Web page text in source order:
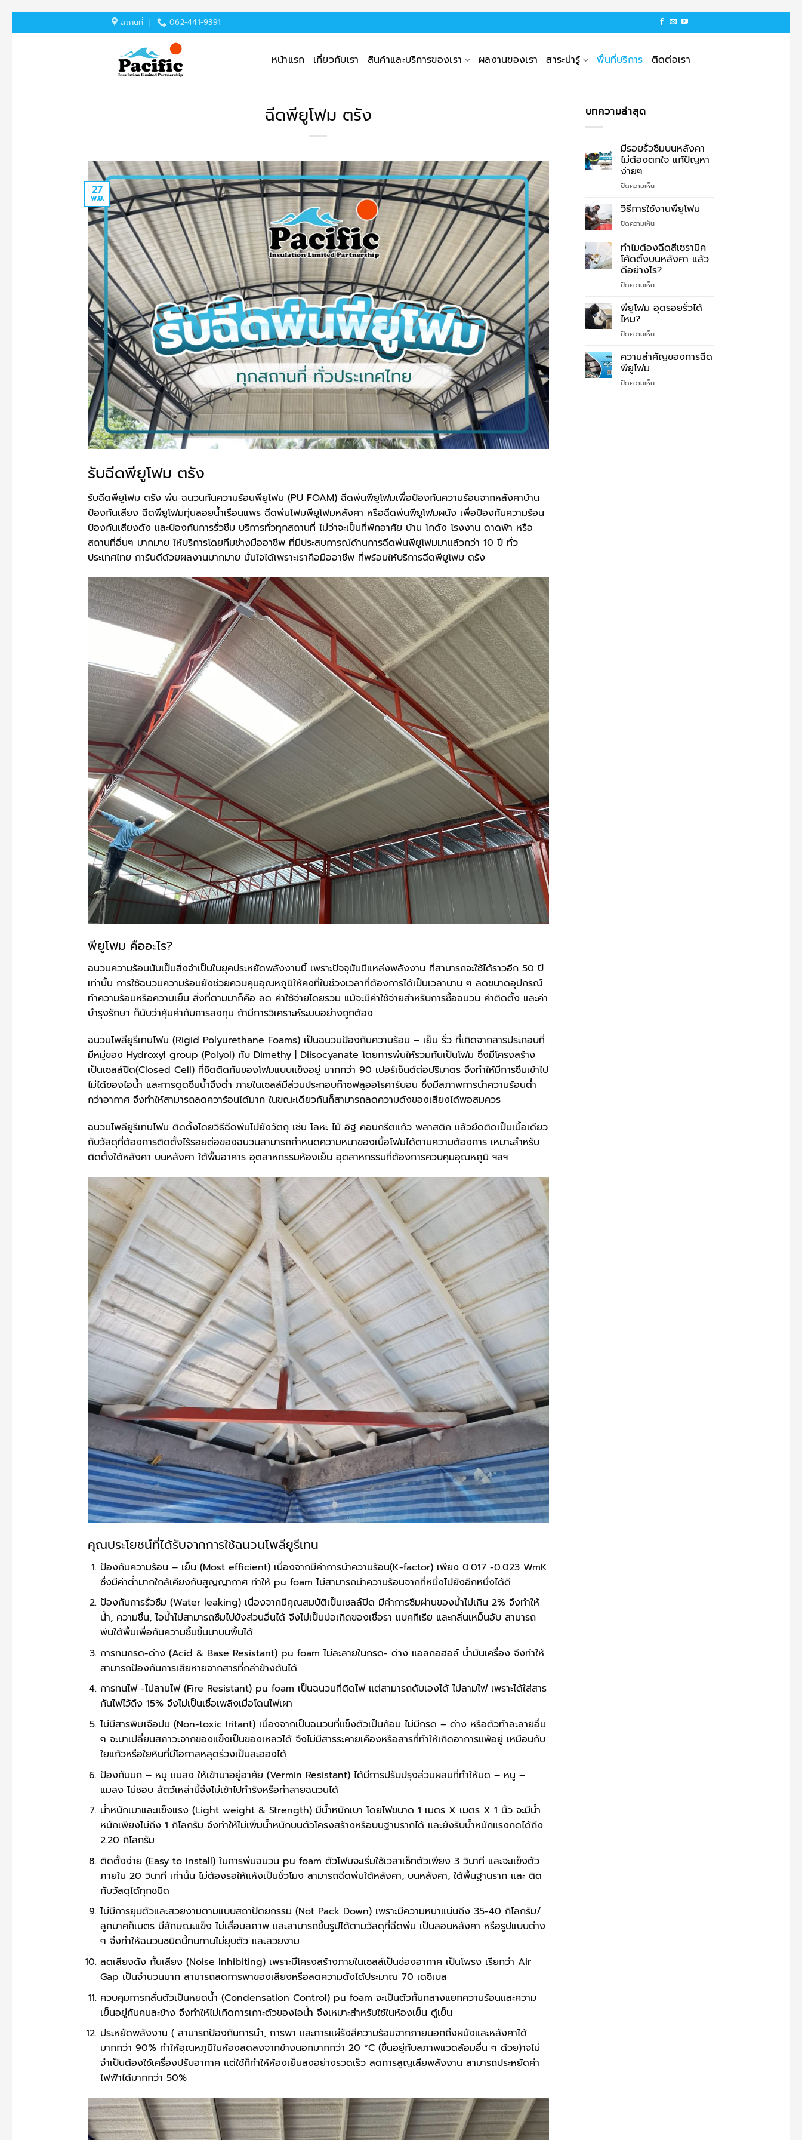
ไป
สถานที่ 062-441-9391
หน้าแรก เกี่ยวกับเรา สินค้าและบริการของเรา ผลงานของเรา สาระน่ารู้ พื้นที่บริการ ติดต่อเรา
ฉีดพียูโฟม ตรัง
27
พ.ย.
รับฉีดพียูโฟม ตรัง
รับฉีดพียูโฟม ตรัง พ่น ฉนวนกันความร้อนพียูโฟม (PU FOAM) ฉีดพ่นพียูโฟมเพื่อป้องกันความร้อนจากหลังคาบ้าน
ป้องกันเสียง ฉีดพียูโฟมทุ่นลอยน้ำเรือนแพร ฉีดพ่นโฟมพียูโฟมหลังคา หรือฉีดพ่นพียูโฟมผนัง เพื่อป้องกันความร้อน
ป้องกันเสียงดัง และป้องกันการรั่วซึม บริการทั่วทุกสถานที่ ไม่ว่าจะเป็นที่พักอาศัย บ้าน โกดัง โรงงาน ดาดฟ้า หรือ
สถานที่อื่นๆ มากมาย ให้บริการโดยทีมช่างมืออาชีพ ที่มีประสบการณ์ด้านการฉีดพ่นพียูโฟมมาแล้วกว่า 10 ปี ทั่ว
ประเทศไทย การันตีด้วยผลงานมากมาย มั่นใจได้เพราะเราคือมืออาชีพ ที่พร้อมให้บริการฉีดพียูโฟม ตรัง
พียูโฟม คืออะไร?
ฉนวนความร้อนนับเป็นสิ่งจำเป็นในยุคประหยัดพลังงานนี้ เพราะปัจจุบันมีแหล่งพลังงาน ที่สามารถจะใช้ได้ราวอีก 50 ปี
เท่านั้น การใช้ฉนวนความร้อนยังช่วยควบคุมอุณหภูมิให้คงที่ในช่วงเวลาที่ต้องการได้เป็นเวลานาน ๆ ลดขนาดอุปกรณ์
ทำความร้อนหรือความเย็น สิ่งที่ตามมาก็คือ ลด ค่าใช้จ่ายโดยรวม แม้จะมีค่าใช้จ่ายสำหรับการซื้อฉนวน ค่าติดตั้ง และค่า
บำรุงรักษา ก็นับว่าคุ้มค่ากับการลงทุน ถ้ามีการวิเคราะห์ระบบอย่างถูกต้อง
ฉนวนโพลียูรีเทนโฟม (Rigid Polyurethane Foams) เป็นฉนวนป้องกันความร้อน – เย็น รั่ว ที่เกิดจากสารประกอบที่
มีหมู่ของ Hydroxyl group (Polyol) กับ Dimethy | Diisocyanate โดยการพ่นให้รวมกันเป็นโฟม ซึ่งมีโครงสร้าง
เป็นเซลล์ปิด(Closed Cell) ที่ชิดติดกันของโฟมแบบแข็งอยู่ มากกว่า 90 เปอร์เซ็นต์ต่อปริมาตร จึงทำให้มีการซึมเข้าไป
ไม่ได้ของไอน้ำ และการดูดซึมน้ำจึงต่ำ ภายในเซลล์มีส่วนประกอบก๊าซฟลูออโรคาร์บอน ซึ่งมีสภาพการนำความร้อนต่ำ
กว่าอากาศ จึงทำให้สามารถลดควาร้อนได้มาก ในขณะเดียวกันก็สามารถลดความดังของเสียงได้พอสมควร
ฉนวนโพลียูรีเทนโฟม ติดตั้งโดยวิธีฉีดพ่นไปยังวัตถุ เช่น โลหะ ไม้ อิฐ คอนกรีตแก้ว พลาสติก แล้วยึดติดเป็นเนื้อเดียว
กับวัสดุที่ต้องการติดตั้งไร้รอยต่อของฉนวนสามารถกำหนดความหนาของเนื้อโฟมได้ตามความต้องการ เหมาะสำหรับ
ติดตั้งใต้หลังคา บนหลังคา ใต้พื้นอาคาร อุตสาหกรรมห้องเย็น อุตสาหกรรมที่ต้องการควบคุมอุณหภูมิ ฯลฯ
คุณประโยชน์ที่ได้รับจากการใช้ฉนวนโพลียูรีเทน
ป้องกันความร้อน – เย็น (Most efficient) เนื่องจากมีค่าการนำความร้อน(K-factor) เพียง 0.017 -0.023 WmK
ซึ่งมีค่าต่ำมากใกล้เคียงกับสูญญากาศ ทำให้ pu foam ไม่สามารถนำความร้อนจากที่หนึ่งไปยังอีกหนึ่งได้ดี
ป้องกันการรั่วซึม (Water leaking) เนื่องจากมีคุณสมบัติเป็นเซลล์ปิด มีค่าการซึมผ่านของน้ำไม่เกิน 2% จึงทำให้
น้ำ, ความชื้น, ไอน้ำไม่สามารถซึมไปยังส่วนอื่นได้ จึงไม่เป็นบ่อเกิดของเชื้อรา แบคทีเรีย และกลิ่นเหม็นอับ สามารถ
พ่นใต้พื้นเพื่อกันความชื้นขึ้นมาบนพื้นได้
การทนกรด-ด่าง (Acid & Base Resistant) pu foam ไม่ละลายในกรด- ด่าง แอลกอฮอล์ น้ำมันเครื่อง จึงทำให้
สามารถป้องกันการเสียหายจากสารที่กล่าข้างต้นได้
การทนไฟ -ไม่ลามไฟ (Fire Resistant) pu foam เป็นฉนวนที่ติดไฟ แต่สามารถดับเองได้ ไม่ลามไฟ เพราะได้ใส่สาร
กันไฟไว้ถึง 15% จึงไม่เป็นเชื้อเพลิงเมื่อโดนไฟเผา
ไม่มีสารพิษเจือปน (Non-toxic Iritant) เนื่องจากเป็นฉนวนที่แข็งตัวเป็นก้อน ไม่มีกรด – ด่าง หรือตัวทำละลายอื่น
ๆ จะมาเปลี่ยนสภาวะจากของแข็งเป็นของเหลวได้ จึงไม่มีสารระคายเคืองหรือสารที่ทำให้เกิดอาการแพ้อยู่ เหมือนกับ
ใยแก้วหรือใยหินที่มีโอกาสหลุดร่วงเป็นละอองได้
ป้องกันนก – หนู แมลง ให้เข้ามาอยู่อาศัย (Vermin Resistant) ได้มีการปรับปรุงส่วนผสมที่ทำให้มด – หนู –
แมลง ไม่ชอบ สัตว์เหล่านี้จึงไม่เข้าไปทำรังหรือทำลายฉนวนได้
น้ำหนักเบาและแข็งแรง (Light weight & Strength) มีน้ำหนักเบา โดยโฟขนาด 1 เมตร X เมตร X 1 นิ้ว จะมีน้ำ
หนักเพียงไม่ถึง 1 กิโลกรัม จึงทำให้ไม่เพิ่มน้ำหนักบนตัวโครงสร้างหรือบนฐานรากได้ และยังรับน้ำหนักแรงกดได้ถึง
2.20 กิโลกรัม
ติดตั้งง่าย (Easy to Install) ในการพ่นฉนวน pu foam ตัวโฟมจะเริ่มใช้เวลาเซ็ทตัวเพียง 3 วินาที และจะแข็งตัว
ภายใน 20 วินาที เท่านั้น ไม่ต้องรอให้แห้งเป็นชั่วโมง สามารถฉีดพ่นใต้หลังคา, บนหลังคา, ใต้พื้นฐานราก และ ติด
กับวัสดุได้ทุกชนิด
ไม่มีการยุบตัวและสวยงามตามแบบสถาปัตยกรรม (Not Pack Down) เพราะมีความหนาแน่นถึง 35-40 กิโลกรัม/
ลูกบาศก็เมตร มีลักษณะแข็ง ไม่เสื่อมสภาพ และสามารถขึ้นรูปได้ตามวัสดุที่ฉีดพ่น เป็นลอนหลังคา หรือรูปแบบต่าง
ๆ จึงทำให้ฉนวนชนิดนี้ทนทานไม่ยุบตัว และสวยงาม
ลดเสียงดัง กั้นเสียง (Noise Inhibiting) เพราะมีโครงสร้างภายในเซลล์เป็นช่องอากาศ เป็นโพรง เรียกว่า Air
Gap เป็นจำนวนมาก สามารถลดการพาของเสียงหรือลดความดังได้ประมาณ 70 เดซิเบล
ควบคุมการกลั่นตัวเป็นหยดน้ำ (Condensation Control) pu foam จะเป็นตัวกั้นกลางแยกความร้อนและความ
เย็นอยู่กันคนละข้าง จึงทำให้ไม่เกิดการเกาะตัวของไอน้ำ จึงเหมาะสำหรับใช้ในห้องเย็น ตู้เย็น
ประหยัดพลังงาน ( สามารถป้องกันการนำ, การพา และการแผ่รังสีความร้อนจากภายนอกถึงผนังและหลังคาได้
มากกว่า 90% ทำให้อุณหภูมิในห้องลดลงจากข้างนอกมากกว่า 20 *C (ขึ้นอยู่กับสภาพแวดล้อมอื่น ๆ ด้วย)าจไม่
จำเป็นต้องใช้เครื่องปรับอากาศ แต่ใช้ก็ทำให้ห้องเย็นลงอย่างรวดเร็ว ลดการสูญเสียพลังงาน สามารถประหยัดค่า
ไฟฟ้าได้มากกว่า 50%
บทความล่าสุด
มีรอยรั่วซึมบนหลังคา
ไม่ต้องตกใจ แก้ปัญหา
ง่ายๆ
ปิดความเห็นบน
รอย
ซึม
หลังคา
ไม่
ต้อง
ตกใจ
แก้
ง่ายๆ
วิธีการใช้งานพียูโฟม
ปิดความเห็นบน
การ
ใช้
งาน
พี
ยู
ทำไมต้องฉีดสีเซรามิค
โค้ดติ้งบนหลังคา แล้ว
ดีอย่างไร?
ปิดความเห็นบน
ต้อง
ฉีด
เซรามิค
ติ้ง
แล้ว
พียูโฟม อุดรอยรั่วได้
ไหม?
ปิดความเห็นบน
ยู
โฟม
รอย
ความสำคัญของการฉีด
พียูโฟม
ปิดความเห็นบน